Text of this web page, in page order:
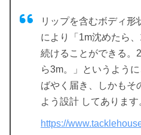
リップを含むボディ形
により「1m沈めたら
続けることができる。
ら3m。」というよう
ばやく届き、しかもそ
よう設計 してあります
https://